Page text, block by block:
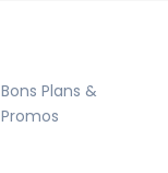
Bons Plans &
Promos